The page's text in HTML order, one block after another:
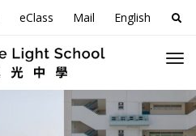
eClass Mail English
搜
尋
關
於